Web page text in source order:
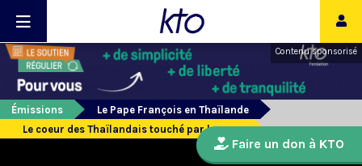
Contenu sponsorisé
Émissions
Le Pape François en Thaïlande
Le coeur des Thaïlandais touché par le pape
Faire un don à KTO